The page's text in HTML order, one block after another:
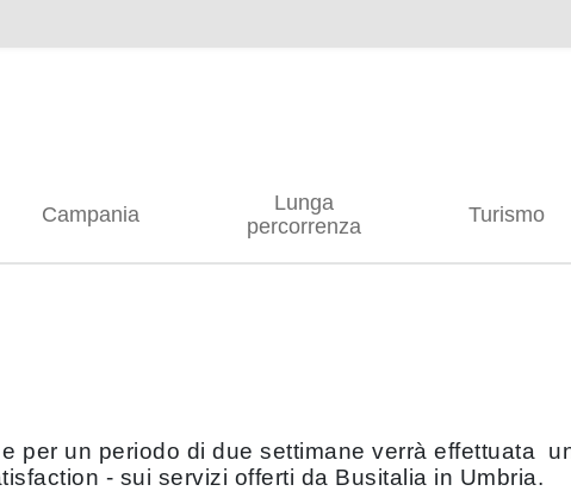
Campania
Lunga
percorrenza
Turismo
per un periodo di due settimane verrà effettuata
- sui servizi offerti da Busitalia in Umbria.